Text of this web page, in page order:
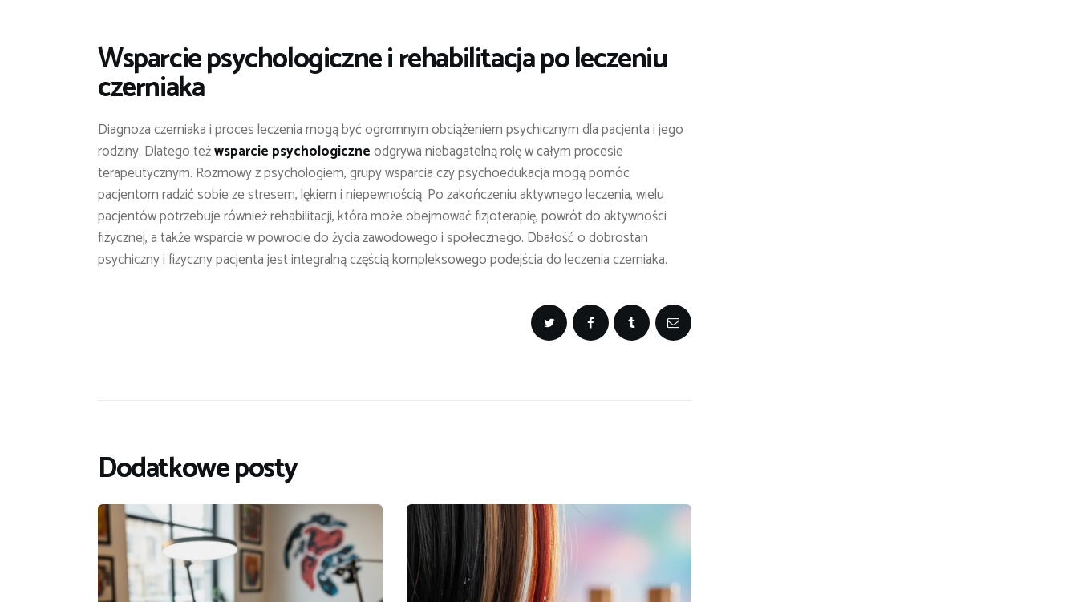
Wsparcie psychologiczne i rehabilitacja po leczeniu
czerniaka
Diagnoza czerniaka i proces leczenia mogą być ogromnym obciążeniem psychicznym dla pacjenta i jego
rodziny. Dlatego teżwsparcie psychologiczneodgrywa niebagatelną rolę w całym procesie
terapeutycznym. Rozmowy z psychologiem, grupy wsparcia czy psychoedukacja mogą pomóc
pacjentom radzić sobie ze stresem, lękiem i niepewnością. Po zakończeniu aktywnego leczenia, wielu
pacjentów potrzebuje również rehabilitacji, która może obejmować fizjoterapię, powrót do aktywności
fizycznej, a także wsparcie w powrocie do życia zawodowego i społecznego. Dbałość o dobrostan
psychiczny i fizyczny pacjenta jest integralną częścią kompleksowego podejścia do leczenia czerniaka.
Dodatkowe posty